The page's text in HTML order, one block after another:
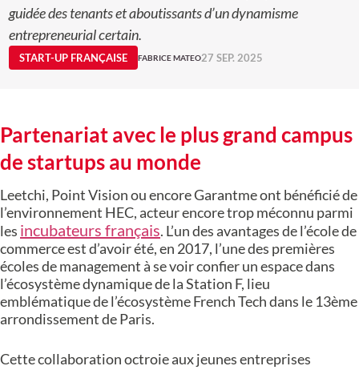
guidée des tenants et aboutissants d’un dynamisme
entrepreneurial certain.
START-UP FRANÇAISE FABRICE MATEO27 SEP. 2025
Partenariat avec le plus grand campus
de startups au monde
Leetchi, Point Vision ou encore Garantme ont bénéficié de
l’environnement HEC, acteur encore trop méconnu parmi
les incubateurs français. L’un des avantages de l’école de
commerce est d’avoir été, en 2017, l’une des premières
écoles de management à se voir confier un espace dans
l’écosystème dynamique de la Station F, lieu
emblématique de l’écosystème French Tech dans le 13ème
arrondissement de Paris.
Cette collaboration octroie aux jeunes entreprises